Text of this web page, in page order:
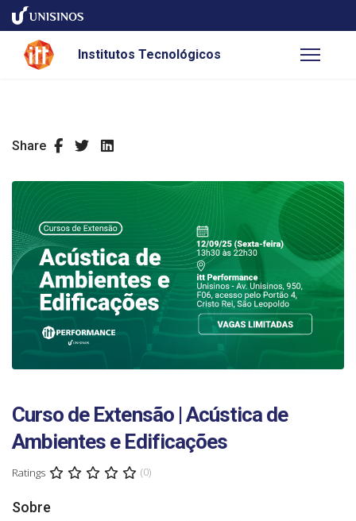
Institutos Tecnológicos
Share
Curso de Extensão | Acústica de
Ambientes e Edificações
Ratings (0)
Sobre